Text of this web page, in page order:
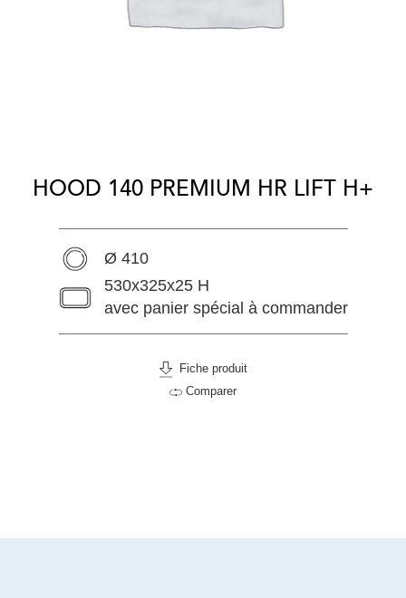
HOOD 140 PREMIUM HR LIFT H+
Ø 410
530x325x25 H
avec panier spécial à commander
Fiche produit
Comparer